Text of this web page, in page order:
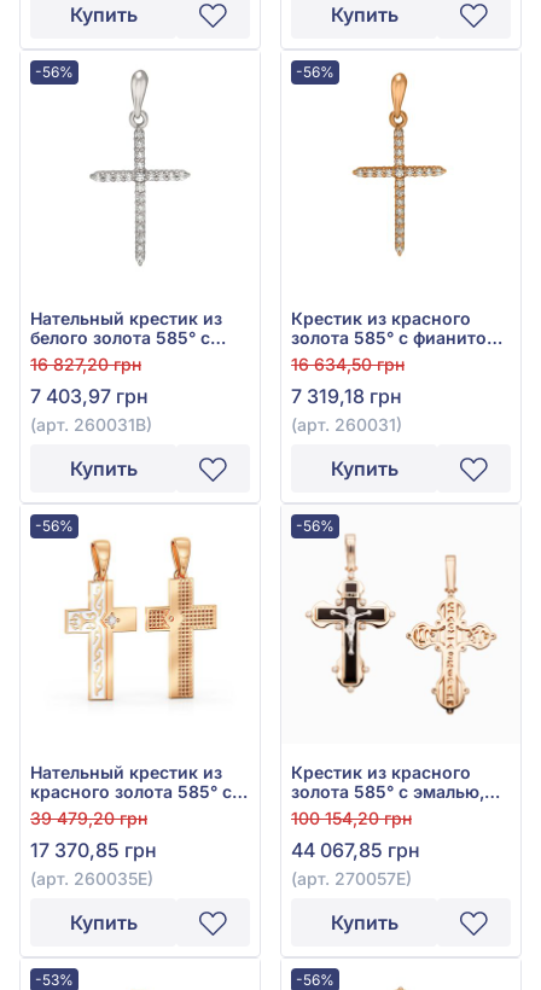
Купить Купить
-56%
Нательный крестик из
белого золота 585° с
фианитом, арт. 260031В
16 827,20 грн
7 403,97 грн
(арт. 260031В)
Купить
-56%
Крестик из красного
золота 585° с фианитом,
арт. 260031
16 634,50 грн
7 319,18 грн
(арт. 260031)
Купить
-56%
Нательный крестик из
красного золота 585° с
фианитом и эмалью, арт.
260035Е
39 479,20 грн
17 370,85 грн
(арт. 260035Е)
Купить
-56%
Крестик из красного
золота 585° с эмалью,
арт. 270057Е
100 154,20 грн
44 067,85 грн
(арт. 270057Е)
Купить
-53% -56%